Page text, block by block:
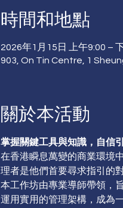
時間和地點
2026年1月15日 上午9:00 –
903, On Tin Centre, 1
關於本活動
掌握關鍵工具與知識，自信
在香港瞬息萬變的商業環境
理者是他們首要尋求指引的對
本工作坊由專業導師帶領，
運用實用的管理架構，成為